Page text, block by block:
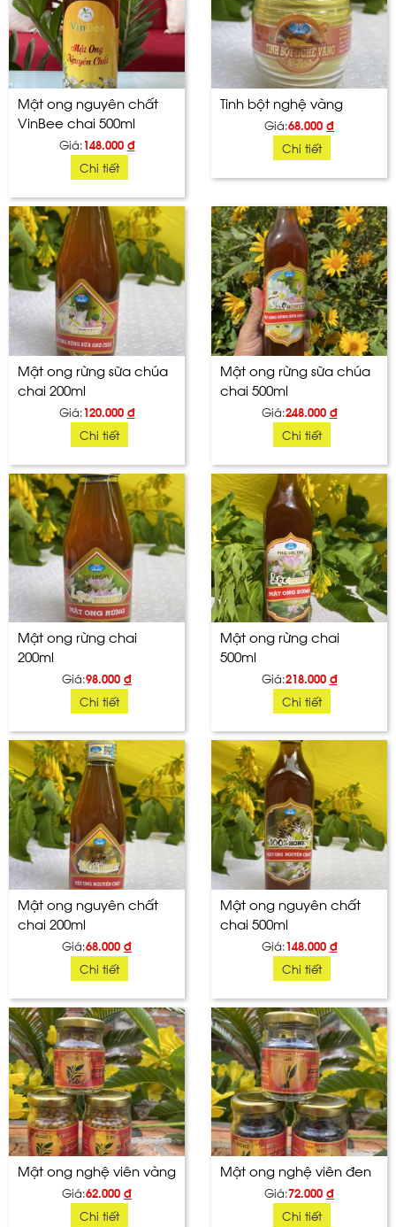
Mật ong nguyên chất
VinBee chai 500ml
Giá:148.000 đ
Chi tiết
Tinh bột nghệ vàng
Giá:68.000 đ
Chi tiết
Mật ong rừng sữa chúa
chai 200ml
Giá:120.000 đ
Chi tiết
Mật ong rừng sữa chúa
chai 500ml
Giá:248.000 đ
Chi tiết
Mật ong rừng chai
200ml
Giá:98.000 đ
Chi tiết
Mật ong rừng chai
500ml
Giá:218.000 đ
Chi tiết
Mật ong nguyên chất
chai 200ml
Giá:68.000 đ
Chi tiết
Mật ong nguyên chất
chai 500ml
Giá:148.000 đ
Chi tiết
Mật ong nghệ viên vàng
Giá:62.000 đ
Chi tiết
Mật ong nghệ viên đen
Giá:72.000 đ
Chi tiết